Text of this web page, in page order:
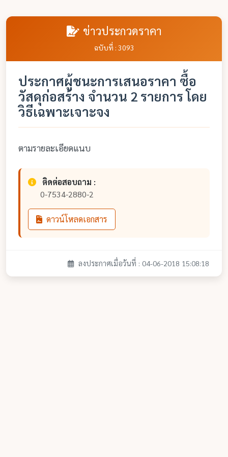
ข่าวประกวดราคา
ฉบับที่ : 3093
ประกาศผู้ชนะการเสนอราคา ซื้อ
วัสดุก่อสร้าง จำนวน 2 รายการ โดย
วิธีเฉพาะเจาะจง
ตามรายละเอียดแนบ
ติดต่อสอบถาม :
0-7534-2880-2
ดาวน์โหลดเอกสาร
ลงประกาศเมื่อวันที่ : 04-06-2018 15:08:18